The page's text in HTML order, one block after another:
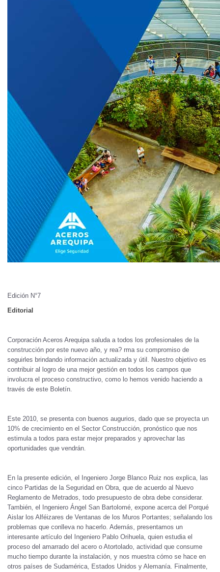
Edición N°7
Editorial
Corporación Aceros Arequipa saluda a todos los profesionales de la
construcción por este nuevo año, y rea? rma su compromiso de
seguirles brindando información actualizada y útil. Nuestro objetivo es
contribuir al logro de una mejor gestión en todos los campos que
involucra el proceso constructivo, como lo hemos venido haciendo a
través de este Boletín.
Este 2010, se presenta con buenos augurios, dado que se proyecta un
10% de crecimiento en el Sector Construcción, pronóstico que nos
estimula a todos para estar mejor preparados y aprovechar las
oportunidades que vendrán.
En la presente edición, el Ingeniero Jorge Blanco Ruiz nos explica, las
cinco Partidas de la Seguridad en Obra, que de acuerdo al Nuevo
Reglamento de Metrados, todo presupuesto de obra debe considerar.
También, el Ingeniero Ángel San Bartolomé, expone acerca del Porqué
Aislar los Alféizares de Ventanas de los Muros Portantes; señalando los
problemas que conlleva no hacerlo. Además, presentamos un
interesante artículo del Ingeniero Pablo Orihuela, quien estudia el
proceso del amarrado del acero o Atortolado, actividad que consume
mucho tiempo durante la instalación, y nos muestra cómo se hace en
otros países de Sudamérica, Estados Unidos y Alemanía. Finalmente,